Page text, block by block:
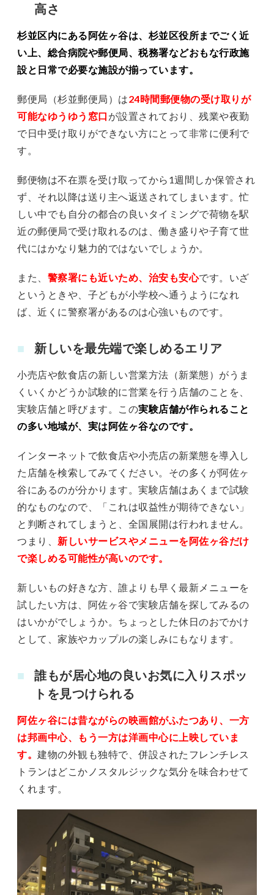
高さ
杉並区内にある阿佐ヶ谷は、杉並区役所までごく近
い上、総合病院や郵便局、税務署などおもな行政施
設と日常で必要な施設が揃っています。
郵便局（杉並郵便局）は24時間郵便物の受け取りが
可能なゆうゆう窓口 が設置されており、残業や夜勤
で日中受け取りができない方にとって非常に便利で
す。
郵便物は不在票を受け取ってから1週間しか保管され
ず、それ以降は送り主へ返送されてしまいます。忙
しい中でも自分の都合の良いタイミングで荷物を駅
近の郵便局で受け取れるのは、働き盛りや子育て世
代にはかなり魅力的ではないでしょうか。
また、 警察署にも近いため、治安も安心です。いざ
というときや、子どもが小学校へ通うようになれ
ば、近くに警察署があるのは心強いものです。
新しいを最先端で楽しめるエリア
小売店や飲食店の新しい営業方法（新業態）がうま
くいくかどうか試験的に営業を行う店舗のことを、
実験店舗と呼びます。この実験店舗が作られること
の多い地域が、実は阿佐ヶ谷なのです。
インターネットで飲食店や小売店の新業態を導入し
た店舗を検索してみてください。その多くが阿佐ヶ
谷にあるのが分かります。実験店舗はあくまで試験
的なものなので、「これは収益性が期待できない」
と判断されてしまうと、全国展開は行われません。
つまり、 新しいサービスやメニューを阿佐ヶ谷だけ
で楽しめる可能性が高いのです。
新しいもの好きな方、誰よりも早く最新メニューを
試したい方は、阿佐ヶ谷で実験店舗を探してみるの
はいかがでしょうか。ちょっとした休日のおでかけ
として、家族やカップルの楽しみにもなります。
誰もが居心地の良いお気に入りスポッ
トを見つけられる
阿佐ヶ谷には昔ながらの映画館がふたつあり、一方
は邦画中心、もう一方は洋画中心に上映していま
す。 建物の外観も独特で、併設されたフレンチレス
トランはどこかノスタルジックな気分を味合わせて
くれます。